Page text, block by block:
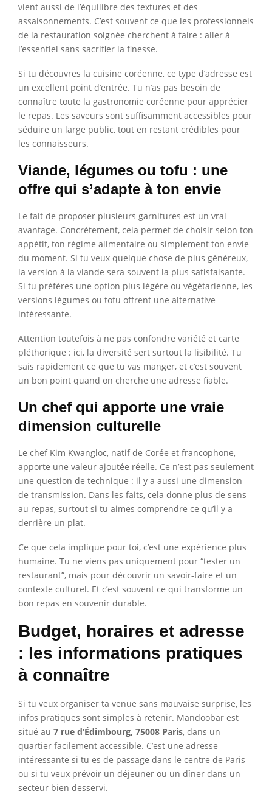
vient aussi de l’équilibre des textures et des
assaisonnements. C’est souvent ce que les professionnels
de la restauration soignée cherchent à faire : aller à
l’essentiel sans sacrifier la finesse.
Si tu découvres la cuisine coréenne, ce type d’adresse est
un excellent point d’entrée. Tu n’as pas besoin de
connaître toute la gastronomie coréenne pour apprécier
le repas. Les saveurs sont suffisamment accessibles pour
séduire un large public, tout en restant crédibles pour
les connaisseurs.
Viande, légumes ou tofu : une
offre qui s’adapte à ton envie
Le fait de proposer plusieurs garnitures est un vrai
avantage. Concrètement, cela permet de choisir selon ton
appétit, ton régime alimentaire ou simplement ton envie
du moment. Si tu veux quelque chose de plus généreux,
la version à la viande sera souvent la plus satisfaisante.
Si tu préfères une option plus légère ou végétarienne, les
versions légumes ou tofu offrent une alternative
intéressante.
Attention toutefois à ne pas confondre variété et carte
pléthorique : ici, la diversité sert surtout la lisibilité. Tu
sais rapidement ce que tu vas manger, et c’est souvent
un bon point quand on cherche une adresse fiable.
Un chef qui apporte une vraie
dimension culturelle
Le chef Kim Kwangloc, natif de Corée et francophone,
apporte une valeur ajoutée réelle. Ce n’est pas seulement
une question de technique : il y a aussi une dimension
de transmission. Dans les faits, cela donne plus de sens
au repas, surtout si tu aimes comprendre ce qu’il y a
derrière un plat.
Ce que cela implique pour toi, c’est une expérience plus
humaine. Tu ne viens pas uniquement pour “tester un
restaurant”, mais pour découvrir un savoir-faire et un
contexte culturel. Et c’est souvent ce qui transforme un
bon repas en souvenir durable.
Budget, horaires et adresse
: les informations pratiques
à connaître
Si tu veux organiser ta venue sans mauvaise surprise, les
infos pratiques sont simples à retenir. Mandoobar est
situé au 7 rue d’Édimbourg, 75008 Paris, dans un
quartier facilement accessible. C’est une adresse
intéressante si tu es de passage dans le centre de Paris
ou si tu veux prévoir un déjeuner ou un dîner dans un
secteur bien desservi.